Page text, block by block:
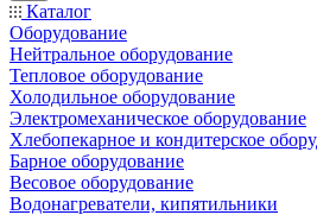
Каталог
Оборудование
Нейтральное оборудование
Тепловое оборудование
Холодильное оборудование
Электромеханическое оборудование
Хлебопекарное и кондитерское
Барное оборудование
Весовое оборудование
Водонагреватели, кипятильники